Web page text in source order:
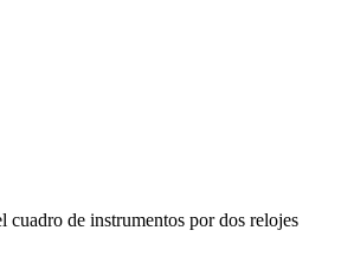
de instrumentos por dos relojes